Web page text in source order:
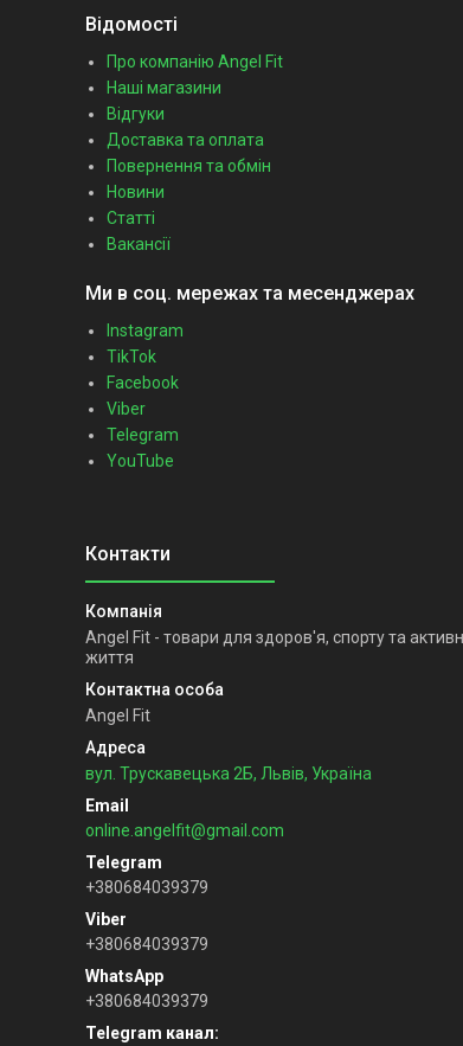
Відомості
Про компанію Angel Fit
Наші магазини
Відгуки
Доставка та оплата
Повернення та обмін
Новини
Статті
Вакансії
Ми в соц. мережах та месенджерах
Instagram
TikTok
Facebook
Viber
Telegram
YouTube
Angel Fit - товари для здоров'я, спорту та
життя
Angel Fit
вул. Трускавецька 2Б, Львів, Україна
online.angelfit@gmail.com
+380684039379
+380684039379
+380684039379
Telegram канал